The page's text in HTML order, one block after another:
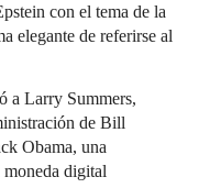
con el tema de la
elegante de referirse al
a Larry Summers,
de Bill
Obama, una
moneda digital